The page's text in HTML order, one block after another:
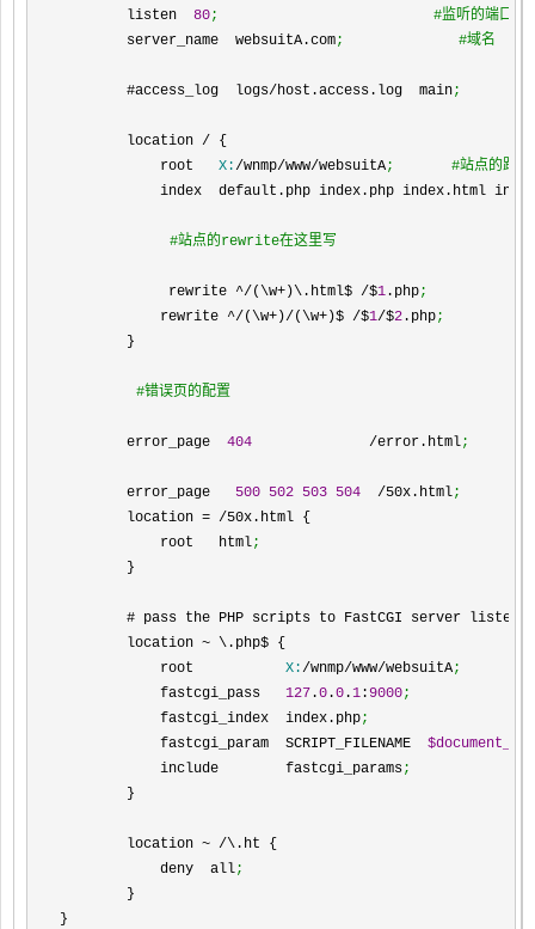
        listen
80;　　　　　　　　　　　　　　　#监听的端口号
        server_name  websuitA.com
;　　　　　　　　#域名
        #access_log  logs/host.access.log  main
;
        location / {
            root
X:/wnmp/www/websuitA;　　　　#站点的路径
index  default.php index.php index.html
          #站点的rewrite在这里写
            rewrite ^/(\w+)\.html$ /$
1 .php;
            rewrite ^/(\w+)/(\w+)$ /$
1/$2 .php;
        }
      #错误页的配置
        error_page
404
              /error.html
;
        error_page
500 502 503 504
  /50x.html
;
        location = /50x.html {
            root   html
;
        }
# pass the PHP scripts to FastCGI server
        location ~ \.php$ {
            root
X:/wnmp/www/websuitA;
            fastcgi_pass
127 .0 .0 .1 :9000;
            fastcgi_index  index.php
;
            fastcgi_param  SCRIPT_FILENAME
            include        fastcgi_params
;
        }
        location ~ /\.ht {
            deny  all
;
        }
}